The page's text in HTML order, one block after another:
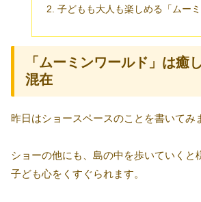
子どもも大人も楽しめる「ムーミ
「ムーミンワールド」は癒
混在
昨日はショースペースのことを書いてみ
ショーの他にも、島の中を歩いていくと
子ども心をくすぐられます。